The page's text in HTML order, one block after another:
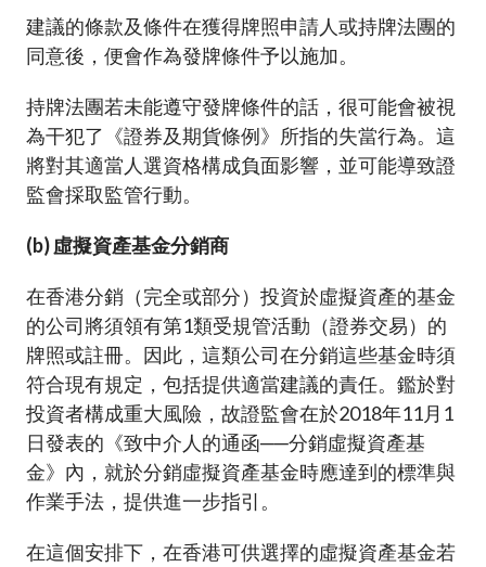
建議的條款及條件在獲得牌照申請人或持牌法團的
同意後，便會作為發牌條件予以施加。
持牌法團若未能遵守發牌條件的話，很可能會被視
為干犯了《證券及期貨條例》所指的失當行為。這
將對其適當人選資格構成負面影響，並可能導致證
監會採取監管行動。
(b) 虛擬資產基金分銷商
在香港分銷（完全或部分）投資於虛擬資產的基金
的公司將須領有第1類受規管活動（證券交易）的
牌照或註冊。因此，這類公司在分銷這些基金時須
符合現有規定，包括提供適當建議的責任。鑑於對
投資者構成重大風險，故證監會在於2018年11月1
日發表的《致中介人的通函──分銷虛擬資產基
金》內，就於分銷虛擬資產基金時應達到的標準與
作業手法，提供進一步指引。
在這個安排下，在香港可供選擇的虛擬資產基金若